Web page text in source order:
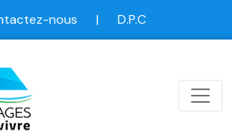
nous | D.P.C